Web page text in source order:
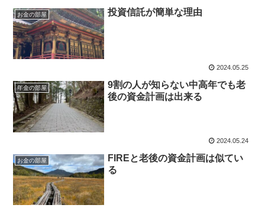
お金の部屋 投資信託が簡単な理由
2024.05.25
年金の部屋
9割の人が知らない中高年でも老
後の資金計画は出来る
2024.05.24
お金の部屋
FIREと老後の資金計画は似てい
る